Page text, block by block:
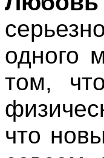
одного
том,
что